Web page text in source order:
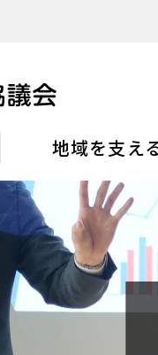
地域を支え